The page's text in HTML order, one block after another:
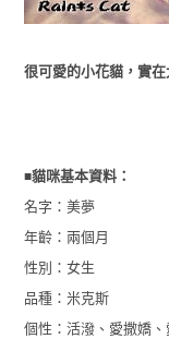
很可愛的小花貓，實在
■貓咪基本資料：
名字：美夢
年齡：兩個月
性別：女生
品種：米克斯
個性：活潑、愛撒嬌、